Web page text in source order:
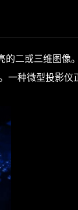
二或三维图像
一种微型投影仪